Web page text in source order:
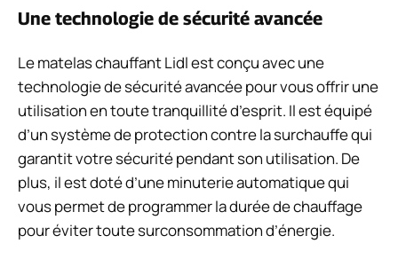
Une technologie de sécurité avancée
Le matelas chauffant Lidl est conçu avec une
technologie de sécurité avancée pour vous offrir une
utilisation en toute tranquillité d’esprit. Il est équipé
d’un système de protection contre la surchauffe qui
garantit votre sécurité pendant son utilisation. De
plus, il est doté d’une minuterie automatique qui
vous permet de programmer la durée de chauffage
pour éviter toute surconsommation d’énergie.